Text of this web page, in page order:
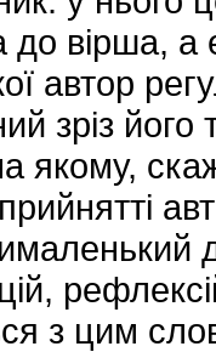
до вірша, а
автор
зріз його
якому,
з цим